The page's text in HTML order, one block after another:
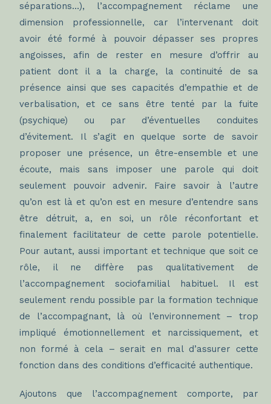
séparations…), l’accompagnement réclame une
dimension professionnelle, car l’intervenant doit
avoir été formé à pouvoir dépasser ses propres
angoisses, afin de rester en mesure d’offrir au
patient dont il a la charge, la continuité de sa
présence ainsi que ses capacités d’empathie et de
verbalisation, et ce sans être tenté par la fuite
(psychique) ou par d’éventuelles conduites
d’évitement. Il s’agit en quelque sorte de savoir
proposer une présence, un être-ensemble et une
écoute, mais sans imposer une parole qui doit
seulement pouvoir advenir. Faire savoir à l’autre
qu’on est là et qu’on est en mesure d’entendre sans
être détruit, a, en soi, un rôle réconfortant et
finalement facilitateur de cette parole potentielle.
Pour autant, aussi important et technique que soit ce
rôle, il ne diffère pas qualitativement de
l’accompagnement sociofamilial habituel. Il est
seulement rendu possible par la formation technique
de l’accompagnant, là où l’environnement – trop
impliqué émotionnellement et narcissiquement, et
non formé à cela – serait en mal d’assurer cette
fonction dans des conditions d’efficacité authentique.
Ajoutons que l’accompagnement comporte, par